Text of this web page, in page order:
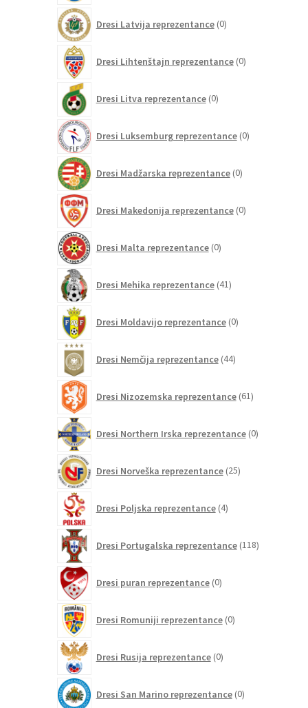
Dresi Latvija reprezentance 0izdelkov
Dresi Lihtenštajn reprezentance 0izdelkov
Dresi Litva reprezentance 0izdelkov
Dresi Luksemburg reprezentance 0izdelkov
Dresi Madžarska reprezentance 0izdelkov
Dresi Makedonija reprezentance 0izdelkov
Dresi Malta reprezentance 0izdelkov
Dresi Mehika reprezentance 41izdelkov
Dresi Moldavijo reprezentance 0izdelkov
Dresi Nemčija reprezentance 44izdelkov
Dresi Nizozemska reprezentance 61izdelkov
Dresi Northern Irska reprezentance 0izdelkov
Dresi Norveška reprezentance 25izdelkov
Dresi Poljska reprezentance 4izdelki
Dresi Portugalska reprezentance 118izdelkov
Dresi puran reprezentance 0izdelkov
Dresi Romuniji reprezentance 0izdelkov
Dresi Rusija reprezentance 0izdelkov
Dresi San Marino reprezentance 0izdelkov